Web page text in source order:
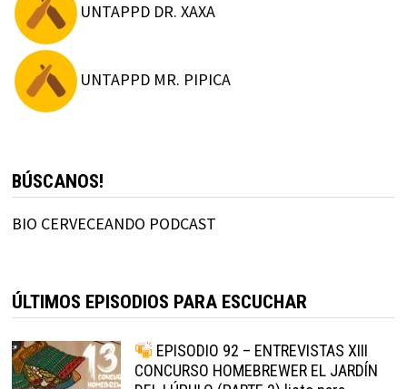
UNTAPPD DR. XAXA
UNTAPPD MR. PIPICA
BÚSCANOS!
BIO CERVECEANDO PODCAST
ÚLTIMOS EPISODIOS PARA ESCUCHAR
EPISODIO 92 – ENTREVISTAS XIII
CONCURSO HOMEBREWER EL JARDÍN